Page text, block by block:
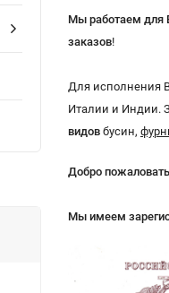
Мы работаем для
заказов!
Для исполнения
Италии и Индии.
видов бусин,
Добро
Мы имеем